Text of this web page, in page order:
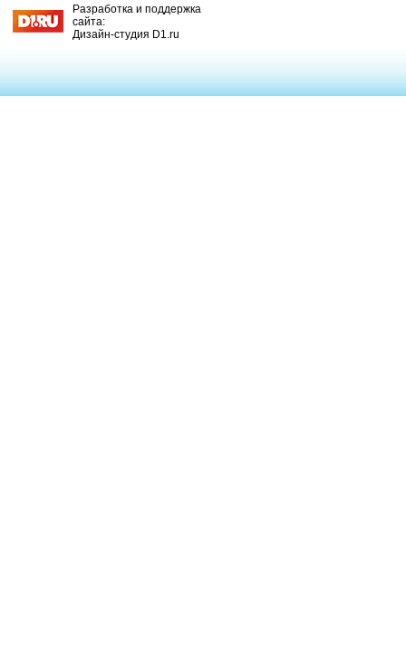
Разработка и поддержка
сайта:
Дизайн-студия D1.ru